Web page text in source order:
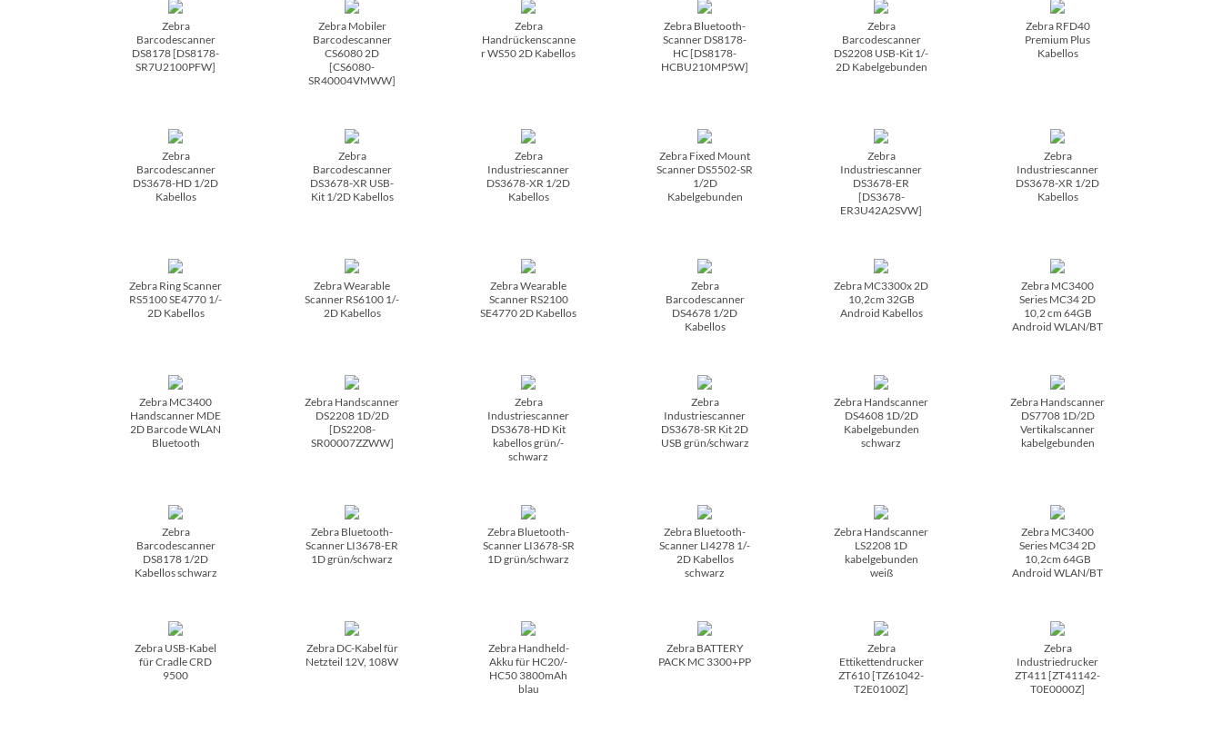
Zebra
Barcodescanner
DS8178 [DS8178-
SR7U2100PFW]
Zebra Mobiler
Barcodescanner
CS6080 2D
[CS6080-
SR40004VMWW]
Zebra
Handrückenscanne
r WS50 2D Kabellos
Zebra Bluetooth-
Scanner DS8178-
HC [DS8178-
HCBU210MP5W]
Zebra
Barcodescanner
DS2208 USB-Kit 1/­
2D Kabelgebunden
Zebra RFD40
Premium Plus
Kabellos
Zebra
Barcodescanner
DS3678-HD 1/­2D
Kabellos
Zebra
Barcodescanner
DS3678-XR USB-
Kit 1/­2D Kabellos
Zebra
Industriescanner
DS3678-XR 1/­2D
Kabellos
Zebra Fixed Mount
Scanner DS5502-SR
1/­2D
Kabelgebunden
Zebra
Industriescanner
DS3678-ER
[DS3678-
ER3U42A2SVW]
Zebra
Industriescanner
DS3678-XR 1/­2D
Kabellos
Zebra Ring Scanner
RS5100 SE4770 1/­
2D Kabellos
Zebra Wearable
Scanner RS6100 1/­
2D Kabellos
Zebra Wearable
Scanner RS2100
SE4770 2D Kabellos
Zebra
Barcodescanner
DS4678 1/­2D
Kabellos
Zebra MC3300x 2D
10,2cm 32GB
Android Kabellos
Zebra MC3400
Series MC34 2D
10,2 cm 64GB
Android WLAN/­BT
Zebra MC3400
Handscanner MDE
2D Barcode WLAN
Bluetooth
Zebra Handscanner
DS2208 1D/­2D
[DS2208-
SR00007ZZWW]
Zebra
Industriescanner
DS3678-HD Kit
kabellos grün/­
schwarz
Zebra
Industriescanner
DS3678-SR Kit 2D
USB grün/­schwarz
Zebra Handscanner
DS4608 1D/­2D
Kabelgebunden
schwarz
Zebra Handscanner
DS7708 1D/­2D
Vertikalscanner
kabelgebunden
Zebra
Barcodescanner
DS8178 1/­2D
Kabellos schwarz
Zebra Bluetooth-
Scanner LI3678-ER
1D grün/­schwarz
Zebra Bluetooth-
Scanner LI3678-SR
1D grün/­schwarz
Zebra Bluetooth-
Scanner LI4278 1/­
2D Kabellos
schwarz
Zebra Handscanner
LS2208 1D
kabelgebunden
weiß
Zebra MC3400
Series MC34 2D
10,2cm 64GB
Android WLAN/­BT
Zebra USB-Kabel
für Cradle CRD
9500
Zebra DC-Kabel für
Netzteil 12V, 108W
Zebra Handheld-
Akku für HC20/­
HC50 3800mAh
blau
Zebra BATTERY
PACK MC 3300+PP
Zebra
Ettikettendrucker
ZT610 [TZ61042-
T2E0100Z]
Zebra
Industriedrucker
ZT411 [ZT41142-
T0E0000Z]